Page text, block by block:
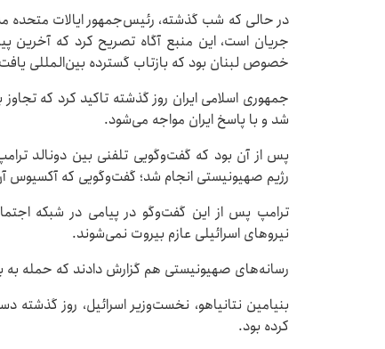
در حالی که شب گذشته، رئیس‌جمهور ایالات متحده
جریان است، این منبع آگاه تصریح کرد که آخرین
خصوص لبنان بود که بازتاب گسترده بین‌المللی
جمهوری اسلامی ایران روز گذشته تاکید کرد که
شد و با پاسخ ایران مواجه می‌شود.
پس از آن بود که گفت‌وگویی تلفنی بین دونالد
رژیم صهیونیستی انجام شد؛ گفت‌وگویی که
ترامپ‌ پس از این گفت‌وگو در پیامی در شبکه
نیروهای اسرائیلی عازم بیروت نمی‌شوند.
رسانه‌های صهیونیستی هم گزارش دادند که حمله
بنیامین نتانیاهو، نخست‌وزیر اسرائیل، روز
کرده بود.